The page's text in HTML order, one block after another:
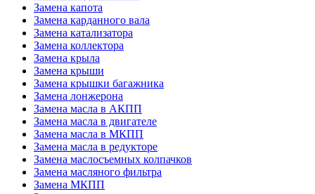
Замена капота
Замена карданного вала
Замена катализатора
Замена коллектора
Замена крыла
Замена крыши
Замена крышки багажника
Замена лонжерона
Замена масла в АКПП
Замена масла в двигателе
Замена масла в МКПП
Замена масла в редукторе
Замена маслосъемных колпачков
Замена масляного фильтра
Замена МКПП